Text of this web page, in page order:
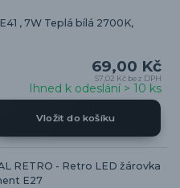
, 7W Teplá bílá 2700K,
69,00 Kč
57,02 Kč bez DPH
Ihned k odeslání > 10 ks
Vložit do košíku
RETRO - Retro LED žárovka
E27